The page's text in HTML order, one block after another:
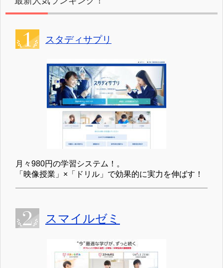
スタディサプリ
月々980円の学習システム！。
「映像授業」×「ドリル」で効果的に実力を伸ばす！
スマイルゼミ